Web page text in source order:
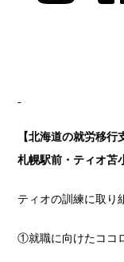
【北海道の就労移
札幌駅前・ティオ苫
ティオの訓練に取り
①就職に向けたココ